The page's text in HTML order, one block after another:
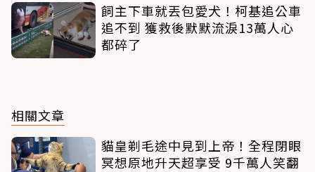
飼主下車就丟包愛犬！柯基追公車
追不到 獲救後默默流淚13萬人心
都碎了
相關文章
貓皇剃毛途中見到上帝！全程閉眼
冥想原地升天超享受 9千萬人笑翻